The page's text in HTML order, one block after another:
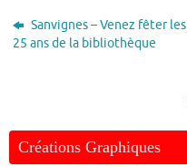
Sanvignes – Venez fêter les
25 ans de la bibliothèque
Créations Graphiques